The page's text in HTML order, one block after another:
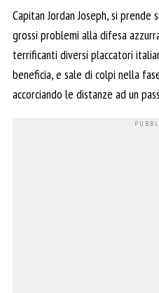
Capitan Jordan Joseph, si
grossi problemi alla difesa
terrificanti diversi placcatori
beneficia, e sale di colpi nella
accorciando le distanze ad un